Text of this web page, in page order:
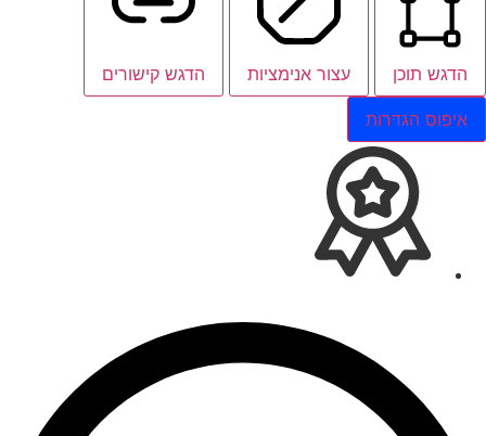
הדגש תוכן עצור אנימציות הדגש קישורים
איפוס הגדרות